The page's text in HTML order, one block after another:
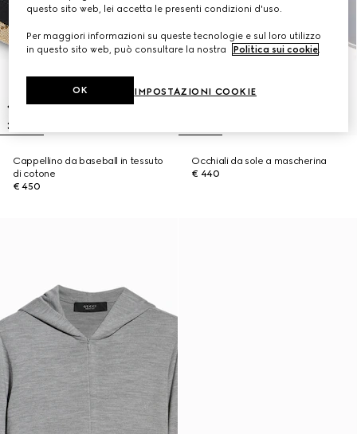
Cappellino da baseball in tessuto
di cotone
€ 450
Occhiali da sole a mascherina
€ 440
questo sito web, lei accetta le presenti condizioni d'uso.
Per maggiori informazioni su queste tecnologie e sul loro utilizzo
in questo sito web, può consultare la nostra
Politica sui cookie.
IMPOSTAZIONI COOKIE
OK